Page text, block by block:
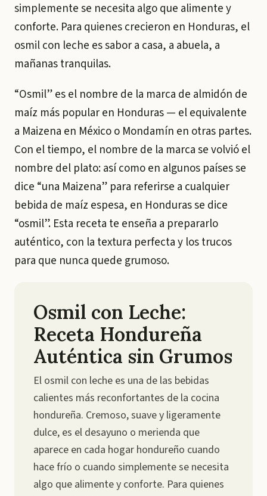
simplemente se necesita algo que alimente y
conforte. Para quienes crecieron en Honduras, el
osmil con leche es sabor a casa, a abuela, a
mañanas tranquilas.
“Osmil” es el nombre de la marca de almidón de
maíz más popular en Honduras — el equivalente
a Maizena en México o Mondamín en otras partes.
Con el tiempo, el nombre de la marca se volvió el
nombre del plato: así como en algunos países se
dice “una Maizena” para referirse a cualquier
bebida de maíz espesa, en Honduras se dice
“osmil”. Esta receta te enseña a prepararlo
auténtico, con la textura perfecta y los trucos
para que nunca quede grumoso.
Osmil con Leche:
Receta Hondureña
Auténtica sin Grumos
El osmil con leche es una de las bebidas
calientes más reconfortantes de la cocina
hondureña. Cremoso, suave y ligeramente
dulce, es el desayuno o merienda que
aparece en cada hogar hondureño cuando
hace frío o cuando simplemente se necesita
algo que alimente y conforte. Para quienes